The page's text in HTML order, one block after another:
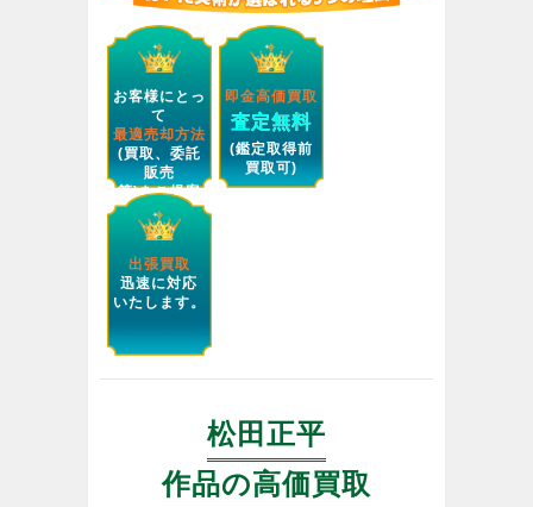
お客様にとっ
て
最適売却方法
(買取、委託
販売
等)をご提案
します。
即金高価買取
査定無料
(鑑定取得前
買取可)
出張買取
迅速に対応
いたします。
松田正平
作品の高価買取